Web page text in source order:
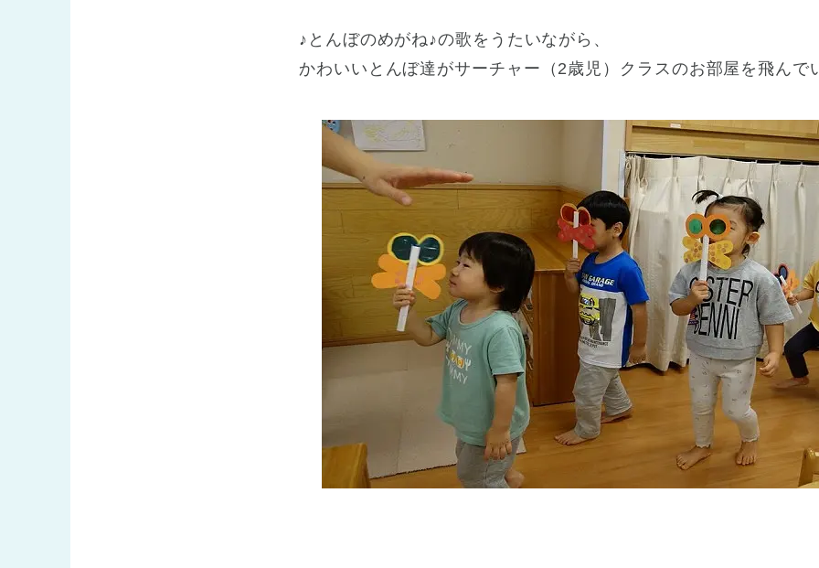
♪とんぼのめがね♪の歌をうたいながら、
かわいいとんぼ達がサーチャー（2歳児）クラスのお部屋を飛んで